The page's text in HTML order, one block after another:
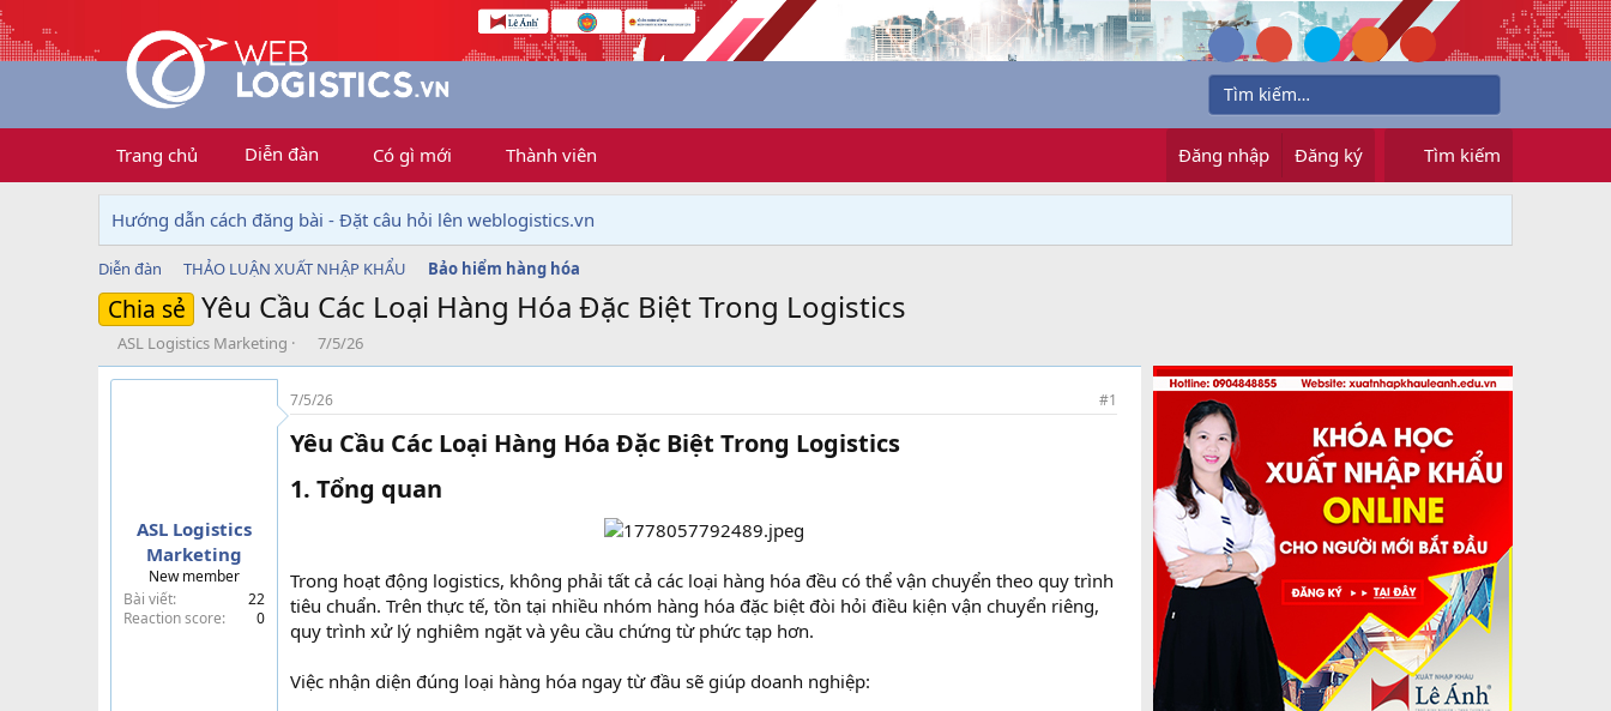
Trang chủ Diễn đàn Có gì mới Thành viên Đăng nhập Đăng ký Tìm kiếm
Hướng dẫn cách đăng bài - Đặt câu hỏi lên weblogistics.vn
Diễn đàn THẢO LUẬN XUẤT NHẬP KHẨU Bảo hiểm hàng hóa
Chia sẻ Yêu Cầu Các Loại Hàng Hóa Đặc Biệt Trong Logistics
T
h
r
ASL Logistics Marketing
N
g
y
ử
7/5/26
ASL Logistics
Marketing
New member
Bài viết
22
Reaction score
0
7/5/26 #1
Yêu Cầu Các Loại Hàng Hóa Đặc Biệt Trong Logistics​
1. Tổng quan​
Trong hoạt động logistics, không phải tất cả các loại hàng hóa đều có thể vận chuyển theo quy trình
tiêu chuẩn. Trên thực tế, tồn tại nhiều nhóm hàng hóa đặc biệt đòi hỏi điều kiện vận chuyển riêng,
quy trình xử lý nghiêm ngặt và yêu cầu chứng từ phức tạp hơn.
Việc nhận diện đúng loại hàng hóa ngay từ đầu sẽ giúp doanh nghiệp: